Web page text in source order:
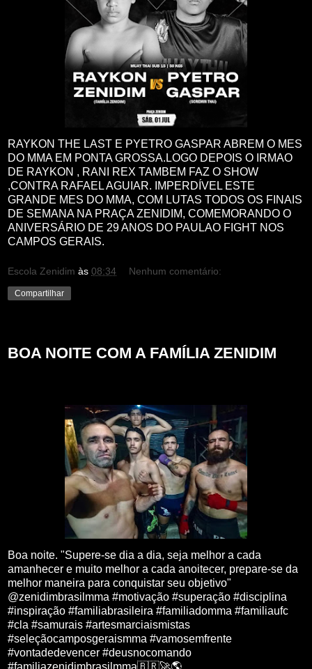
RAYKON THE LAST E PYETRO GASPAR ABREM O MES
DO MMA EM PONTA GROSSA.LOGO DEPOIS O IRMAO
DE RAYKON , RANI REX TAMBEM FAZ O SHOW
,CONTRA RAFAEL AGUIAR. IMPERDÍVEL ESTE
GRANDE MES DO MMA, COM LUTAS TODOS OS FINAIS
DE SEMANA NA PRAÇA ZENIDIM, COMEMORANDO O
ANIVERSÁRIO DE 29 ANOS DO PAULAO FIGHT NOS
CAMPOS GERAIS.
Escola Zenidim às 08:34 Nenhum comentário:
Compartilhar
BOA NOITE COM A FAMÍLIA ZENIDIM
Boa noite. "Supere-se dia a dia, seja melhor a cada
amanhecer e muito melhor a cada anoitecer, prepare-se da
melhor maneira para conquistar seu objetivo"
@zenidimbrasilmma #motivação #superação #disciplina
#inspiração #familiabrasileira #familiadomma #familiaufc
#cla #samurais #artesmarciaismistas
#seleçãocamposgeraismma #vamosemfrente
#vontadedevencer #deusnocomando
#familiazenidimbrasilmma🇧🇷🚀🌎